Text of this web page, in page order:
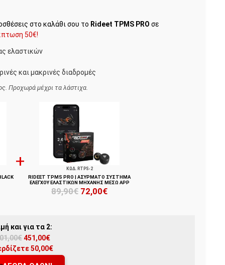
στο καλάθι σου το Rideet TPMS PRO σε
50€!
ελαστικών
και μακρινές διαδρομές
Προχωρά μέχρι τα λάστιχα.
ΚΩΔ. RTPS-2
RIDEET TPMS PRO | ΑΣΎΡΜΑΤΟ ΣΎΣΤΗΜΑ
ΕΛΈΓΧΟΥ ΕΛΑΣΤΙΚΏΝ ΜΗΧΑΝΉΣ ΜΈΣΩ APP
89,90€ 72,00€
και για τα 2:
451,00€
50,00€